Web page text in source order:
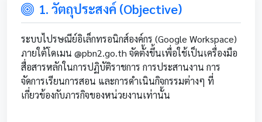
1. วัตถุประสงค์ (Objective)
ระบบไปรษณีย์อิเล็กทรอนิกส์องค์กร (Google Workspace)
ภายใต้โดเมน @pbn2.go.th จัดตั้งขึ้นเพื่อใช้เป็นเครื่องมือ
สื่อสารหลักในการปฏิบัติราชการ การประสานงาน การ
จัดการเรียนการสอน และการดำเนินกิจกรรมต่างๆ ที่
เกี่ยวข้องกับภารกิจของหน่วยงานเท่านั้น